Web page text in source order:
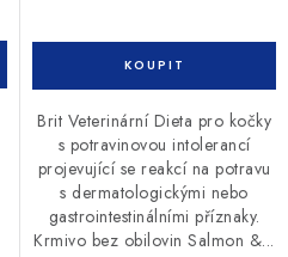
Brit Veterinární Dieta pro kočky
s potravinovou intolerancí
projevující se reakcí na potravu
s dermatologickými nebo
gastrointestinálními příznaky.
Krmivo bez obilovin Salmon &...